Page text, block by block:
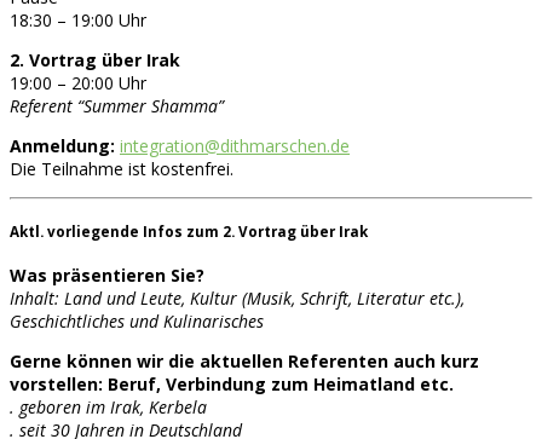
18:30 – 19:00 Uhr
2. Vortrag über Irak
19:00 – 20:00 Uhr
Referent “Summer Shamma”
Anmeldung: integration@dithmarschen.de
Die Teilnahme ist kostenfrei.
Aktl. vorliegende Infos zum 2. Vortrag über Irak
Was präsentieren Sie?
Inhalt: Land und Leute, Kultur (Musik, Schrift, Literatur etc.),
Geschichtliches und Kulinarisches
Gerne können wir die aktuellen Referenten auch kurz
vorstellen: Beruf, Verbindung zum Heimatland etc.
. geboren im Irak, Kerbela
. seit 30 Jahren in Deutschland